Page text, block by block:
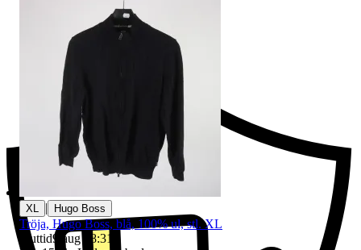
Ersättning om du inte får din vara
XL | Hugo Boss
Tröja, Hugo Boss, blå, 100% ul, stl. XL
Sluttid9 aug 18:31